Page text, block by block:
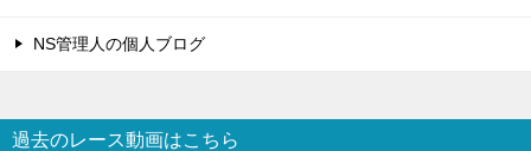
NS管理人の個人ブログ
過去のレース動画はこちら